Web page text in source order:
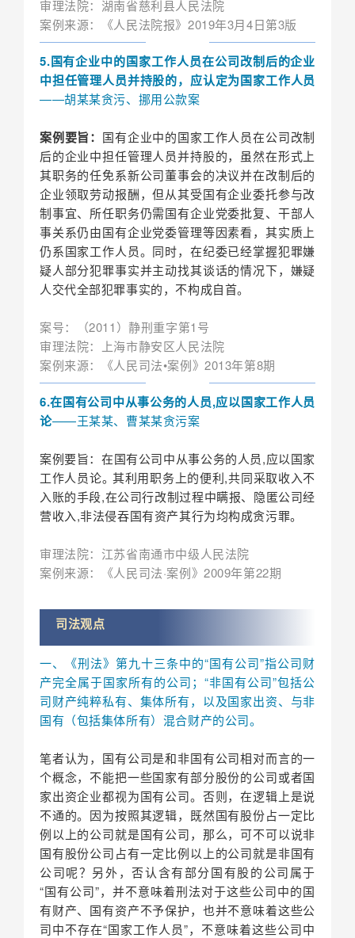
审理法院：湖南省慈利县人民法院
案例来源：《人民法院报》2019年3月4日第3版
5.国有企业中的国家工作人员在公司改制后的企业
中担任管理人员并持股的，应认定为国家工作人员
——胡某某贪污、挪用公款案
案例要旨： 国有企业中的国家工作人员在公司改制
后的企业中担任管理人员并持股的，虽然在形式上
其职务的任免系新公司董事会的决议并在改制后的
企业领取劳动报酬，但从其受国有企业委托参与改
制事宜、所任职务仍需国有企业党委批复、干部人
事关系仍由国有企业党委管理等因素看，其实质上
仍系国家工作人员。同时，在纪委已经掌握犯罪嫌
疑人部分犯罪事实并主动找其谈话的情况下，嫌疑
人交代全部犯罪事实的，不构成自首。
案号：（2011）静刑重字第1号
审理法院：上海市静安区人民法院
案例来源：《人民司法•案例》2013年第8期
6.在国有公司中从事公务的人员,应以国家工作人员
论——王某某、曹某某贪污案
案例要旨：在国有公司中从事公务的人员,应以国家
工作人员论｡ 其利用职务上的便利,共同采取收入不
入账的手段,在公司行改制过程中瞒报、隐匿公司经
营收入,非法侵吞国有资产其行为均构成贪污罪。
审理法院：江苏省南通市中级人民法院
案例来源：《人民司法·案例》2009年第22期
司法观点
一、《刑法》第九十三条中的“国有公司”指公司财
产完全属于国家所有的公司；“非国有公司”包括公
司财产纯粹私有、集体所有，以及国家出资、与非
国有（包括集体所有）混合财产的公司。
笔者认为，国有公司是和非国有公司相对而言的一
个概念，不能把一些国家有部分股份的公司或者国
家出资企业都视为国有公司。否则，在逻辑上是说
不通的。因为按照其逻辑，既然国有股份占一定比
例以上的公司就是国有公司，那么，可不可以说非
国有股份公司占有一定比例以上的公司就是非国有
公司呢？另外，否认含有部分国有股的公司属于
“国有公司”，并不意味着刑法对于这些公司中的国
有财产、国有资产不予保护，也并不意味着这些公
司中不存在“国家工作人员”，不意味着这些公司中